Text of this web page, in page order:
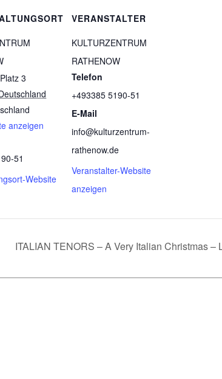
3
anzeigen
51
Website
VERANSTALTER
KULTURZENTRUM
RATHENOW
Telefon
+493385 5190-51
E-Mail
info@kulturzentrum-
rathenow.de
Veranstalter-Website
anzeigen
ITALIAN TENORS – A Very Italian Christmas –